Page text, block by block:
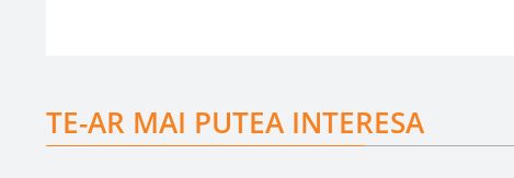
TE-AR MAI PUTEA INTERESA